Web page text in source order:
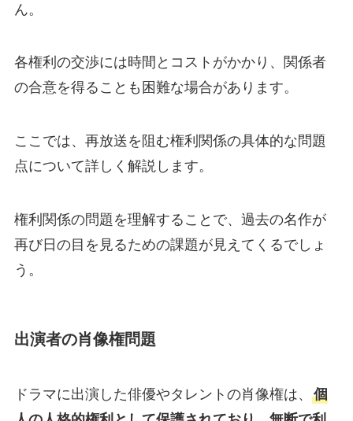
ん。
各権利の交渉には時間とコストがかかり、関係者
の合意を得ることも困難な場合があります。
ここでは、再放送を阻む権利関係の具体的な問題
点について詳しく解説します。
権利関係の問題を理解することで、過去の名作が
再び日の目を見るための課題が見えてくるでしょ
う。
出演者の肖像権問題
ドラマに出演した俳優やタレントの肖像権は、 個